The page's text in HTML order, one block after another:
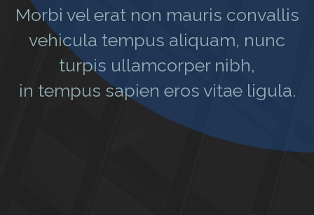
Morbi vel erat non mauris convallis
vehicula tempus aliquam, nunc
turpis ullamcorper nibh,
in tempus sapien eros vitae ligula.